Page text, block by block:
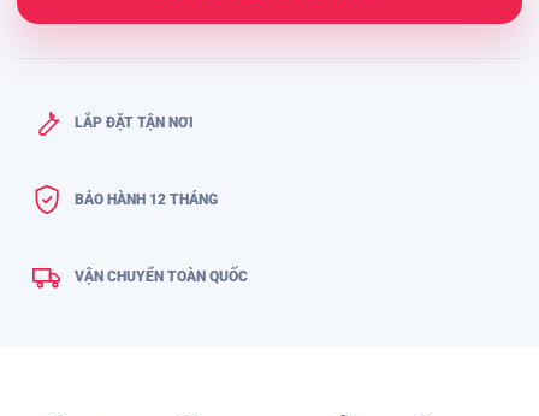
LẮP ĐẶT TẬN NƠI
BẢO HÀNH 12 THÁNG
VẬN CHUYỂN TOÀN QUỐC